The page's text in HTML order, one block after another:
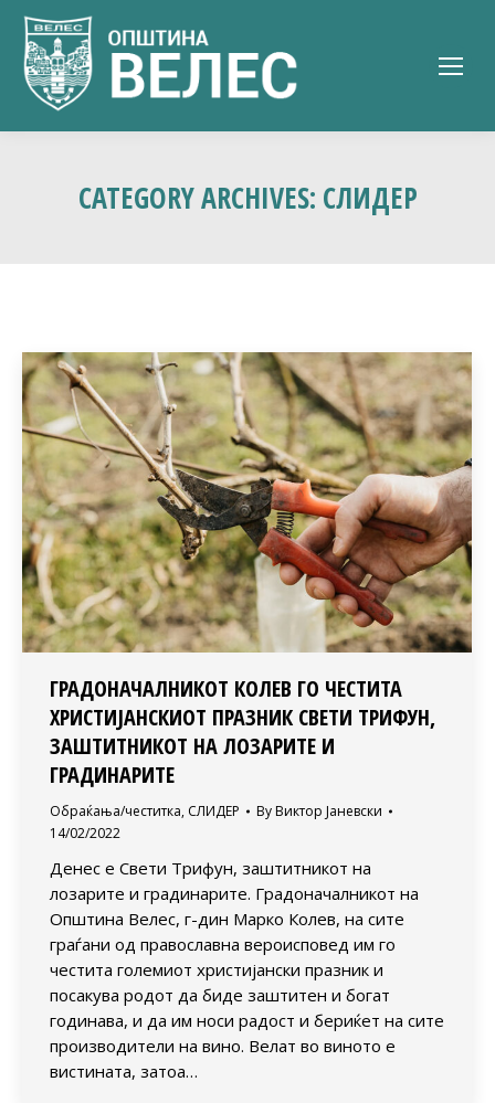
CATEGORY ARCHIVES: СЛИДЕР
ГРАДОНАЧАЛНИКОТ КОЛЕВ ГО ЧЕСТИТА
ХРИСТИЈАНСКИОТ ПРАЗНИК СВЕТИ ТРИФУН,
ЗАШТИТНИКОТ НА ЛОЗАРИТЕ И
ГРАДИНАРИТЕ
Обраќања/честитка, СЛИДЕР By Виктор Јаневски
14/02/2022
Денес е Свети Трифун, заштитникот на
лозарите и градинарите. Градоначалникот на
Општина Велес, г-дин Марко Колев, на сите
граѓани од православна вероисповед им го
честита големиот христијански празник и
посакува родот да биде заштитен и богат
годинава, и да им носи радост и бериќет на сите
производители на вино. Велат во виното е
вистината, затоа…